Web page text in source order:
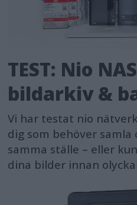
TEST: Nio
bildarkiv &
Vi har testat nio
dig som behöver
samma ställe – eller
dina bilder innan